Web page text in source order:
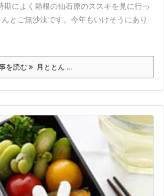
期によく箱根の仙石原のススキを見に行っ
とご無沙汰です。今年もいけそうにあり
を読む 月ととん ...